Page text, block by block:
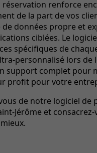
réservation renforce
de la part de vos
de données propre et
ciblées. Le
spécifiques de
personnalisé lors de
support complet pour
profit pour votre
de notre logiciel de
Jérôme et